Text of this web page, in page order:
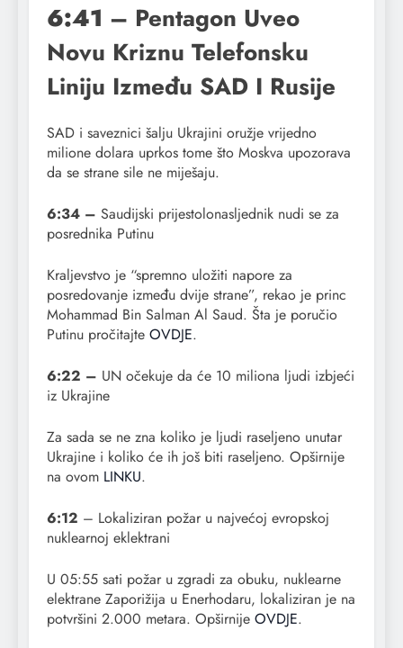
6:41 – Pentagon Uveo
Novu Kriznu Telefonsku
Liniju Između SAD I Rusije
SAD i saveznici šalju Ukrajini oružje vrijedno
milione dolara uprkos tome što Moskva upozorava
da se strane sile ne miješaju.
6:34 – Saudijski prijestolonasljednik nudi se za
posrednika Putinu
Kraljevstvo je “spremno uložiti napore za
posredovanje između dvije strane”, rekao je princ
Mohammad Bin Salman Al Saud. Šta je poručio
Putinu pročitajte OVDJE.
6:22 – UN očekuje da će 10 miliona ljudi izbjeći
iz Ukrajine
Za sada se ne zna koliko je ljudi raseljeno unutar
Ukrajine i koliko će ih još biti raseljeno. Opširnije
na ovom LINKU.
6:12 – Lokaliziran požar u najvećoj evropskoj
nuklearnoj eklektrani
U 05:55 sati požar u zgradi za obuku, nuklearne
elektrane Zaporižija u Enerhodaru, lokaliziran je na
potvršini 2.000 metara. Opširnije OVDJE.